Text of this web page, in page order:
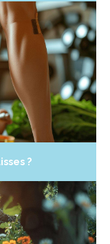
?